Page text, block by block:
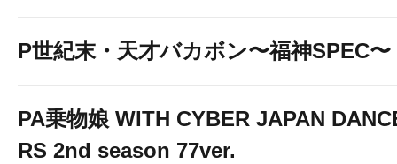
P世紀末・天才バカボン〜福神SPEC〜
PA乗物娘 WITH CYBER JAPAN
RS 2nd season 77ver.